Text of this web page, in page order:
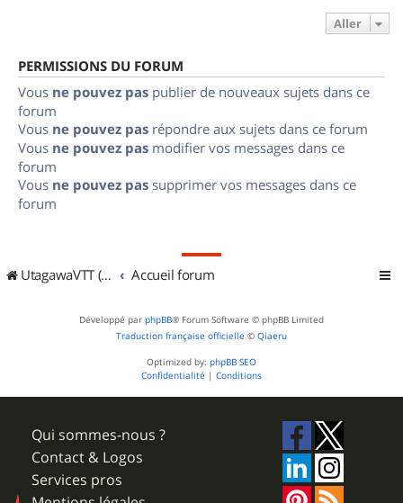
Aller
PERMISSIONS DU FORUM
Vous ne pouvez pas publier de nouveaux sujets dans ce
forum
Vous ne pouvez pas répondre aux sujets dans ce forum
Vous ne pouvez pas modifier vos messages dans ce
forum
Vous ne pouvez pas supprimer vos messages dans ce
forum
UtagawaVTT (Randos VTT et VTTAE avec traces GPS) Accueil forum
Développé par phpBB® Forum Software © phpBB Limited
Traduction française officielle © Qiaeru
Optimized by: phpBB SEO
Confidentialité | Conditions
Qui sommes-nous ?
Contact & Logos
Services pros